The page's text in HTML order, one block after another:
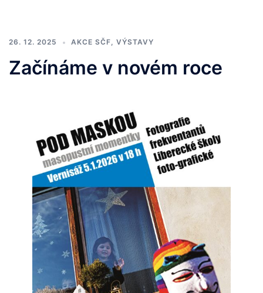
26. 12. 2025 AKCE SČF VÝSTAVY
Začínáme v novém roce